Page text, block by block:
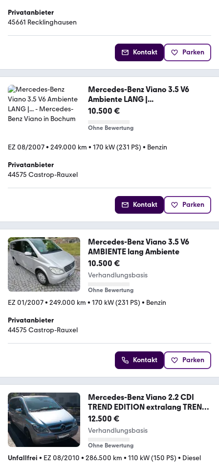
Privatanbieter
45661 Recklinghausen
Kontakt Parken
Mercedes-Benz Viano 3.5 V6
Ambiente LANG |...
10.500 €
Ohne Bewertung
EZ 08/2007• 249.000 km • 170 kW (231 PS) • Benzin
Privatanbieter
44575 Castrop-Rauxel
Kontakt Parken
Mercedes-Benz Viano 3.5 V6
AMBIENTE lang Ambiente
10.500 €
Verhandlungsbasis
Ohne Bewertung
EZ 01/2007• 249.000 km • 170 kW (231 PS) • Benzin
Privatanbieter
44575 Castrop-Rauxel
Kontakt Parken
Mercedes-Benz Viano 2.2 CDI
TREND EDITION extralang TREND
...
12.500 €
Verhandlungsbasis
Ohne Bewertung
Unfallfrei • EZ 08/2010 • 286.500 km • 110 kW (150 PS) • Diesel